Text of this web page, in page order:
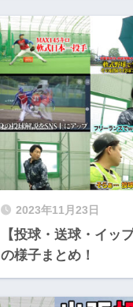
2023年11月23日
【投球・送球・イッ
の様子まとめ！